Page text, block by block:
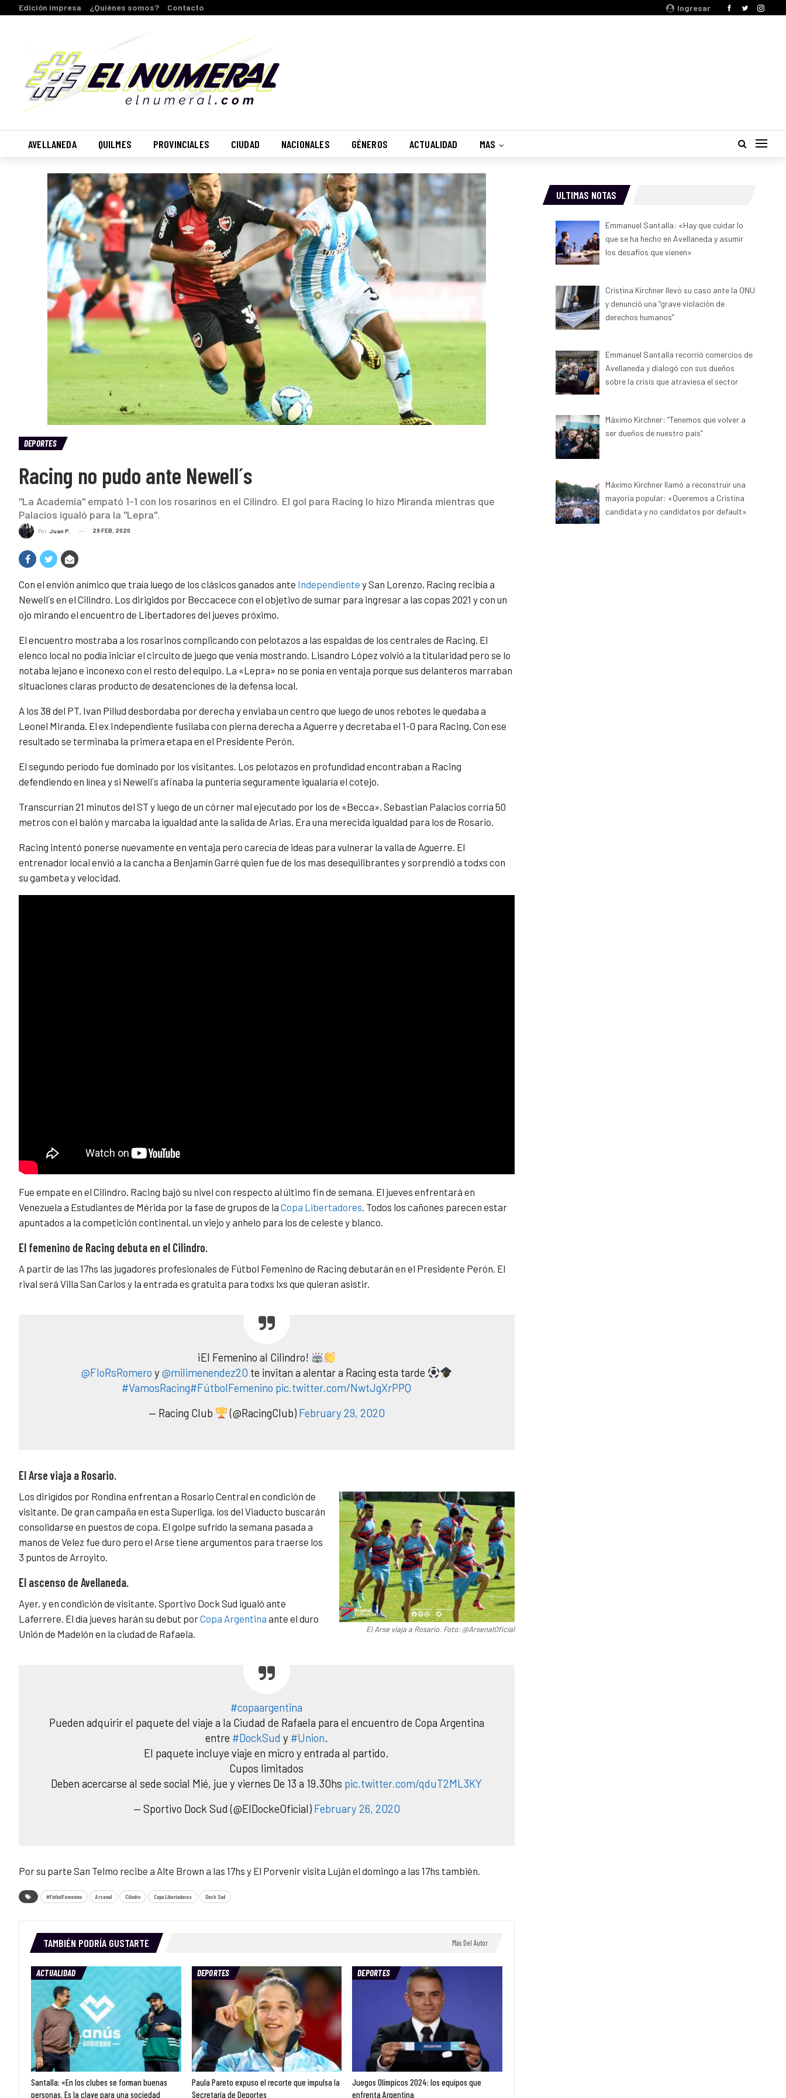
Ingresar
Edición impresa ¿Quiénes somos? Contacto
AVELLANEDA QUILMES PROVINCIALES CIUDAD NACIONALES GÉNEROS ACTUALIDAD MAS
DEPORTES
Racing no pudo ante Newell´s
"La Academia" empató 1-1 con los rosarinos en el Cilindro. El gol para Racing lo hizo Miranda mientras que
Palacios igualó para la "Lepra".
Por Juan P. 29 FEB, 2020
Con el envión anímico que traía luego de los clásicos ganados ante Independiente y San Lorenzo, Racing recibía a
Newell´s en el Cilindro. Los dirigidos por Beccacece con el objetivo de sumar para ingresar a las copas 2021 y con un
ojo mirando el encuentro de Libertadores del jueves próximo.
El encuentro mostraba a los rosarinos complicando con pelotazos a las espaldas de los centrales de Racing. El
elenco local no podía iniciar el circuito de juego que venía mostrando. Lisandro López volvió a la titularidad pero se lo
notaba lejano e inconexo con el resto del equipo. La «Lepra» no se ponía en ventaja porque sus delanteros marraban
situaciones claras producto de desatenciones de la defensa local.
A los 38 del PT, Ivan Pillud desbordaba por derecha y enviaba un centro que luego de unos rebotes le quedaba a
Leonel Miranda. El ex Independiente fusilaba con pierna derecha a Aguerre y decretaba el 1-0 para Racing. Con ese
resultado se terminaba la primera etapa en el Presidente Perón.
El segundo período fue dominado por los visitantes. Los pelotazos en profundidad encontraban a Racing
defendiendo en línea y si Newell´s afinaba la puntería seguramente igualaría el cotejo.
Transcurrían 21 minutos del ST y luego de un córner mal ejecutado por los de «Becca», Sebastian Palacios corría 50
metros con el balón y marcaba la igualdad ante la salida de Arias. Era una merecida igualdad para los de Rosario.
Racing intentó ponerse nuevamente en ventaja pero carecía de ideas para vulnerar la valla de Aguerre. El
entrenador local envió a la cancha a Benjamín Garré quien fue de los mas desequilibrantes y sorprendió a todxs con
su gambeta y velocidad.
Fue empate en el Cilindro. Racing bajó su nivel con respecto al último fin de semana. El jueves enfrentará en
Venezuela a Estudiantes de Mérida por la fase de grupos de la Copa Libertadores. Todos los cañones parecen estar
apuntados a la competición continental, un viejo y anhelo para los de celeste y blanco.
El femenino de Racing debuta en el Cilindro.
A partir de las 17hs las jugadores profesionales de Fútbol Femenino de Racing debutarán en el Presidente Perón. El
rival será Villa San Carlos y la entrada es gratuita para todxs lxs que quieran asistir.
¡El Femenino al Cilindro!
@FloRsRomero y @milimenendez20 te invitan a alentar a Racing esta tarde
#VamosRacing#FútbolFemenino pic.twitter.com/NwtJgXrPPQ
— Racing Club
(@RacingClub) February 29, 2020
El Arse viaja a Rosario.
El Arse viaja a Rosario. Foto: @ArsenalOficial
Los dirigídos por Rondina enfrentan a Rosario Central en condición de
visitante. De gran campaña en esta Superliga, los del Viaducto buscarán
consolidarse en puestos de copa. El golpe sufrído la semana pasada a
manos de Velez fue duro pero el Arse tiene argumentos para traerse los
3 puntos de Arroyito.
El ascenso de Avellaneda.
Ayer, y en condición de visitante, Sportivo Dock Sud igualó ante
Laferrere. El día jueves harán su debut porCopa Argentina ante el duro
Unión de Madelón en la ciudad de Rafaela.
#copaargentina
Pueden adquirir el paquete del viaje a la Ciudad de Rafaela para el encuentro de Copa Argentina
entre #DockSud y #Union.
El paquete incluye viaje en micro y entrada al partido.
Cupos limitados
Deben acercarse al sede social Mié, jue y viernes De 13 a 19.30hs pic.twitter.com/qduT2ML3KY
— Sportivo Dock Sud (@ElDockeOficial) February 26, 2020
Por su parte San Telmo recibe a Alte Brown a las 17hs y El Porvenir visita Luján el domingo a las 17hs también.
#FútbolFemenino Arsenal Cilindro Copa Libertadores Dock Sud
TAMBIÉN PODRÍA GUSTARTE Más Del Autor
ACTUALIDAD
Santalla: «En los clubes se forman buenas
personas. Es la clave para una sociedad
DEPORTES
Paula Pareto expuso el recorte que impulsa la
Secretaría de Deportes
DEPORTES
Juegos Olímpicos 2024: los equipos que
enfrenta Argentina
ULTIMAS NOTAS
Emmanuel Santalla: «Hay que cuidar lo
que se ha hecho en Avellaneda y asumir
los desafíos que vienen»
Cristina Kirchner llevó su caso ante la ONU
y denunció una “grave violación de
derechos humanos”
Emmanuel Santalla recorrió comercios de
Avellaneda y dialogó con sus dueños
sobre la crisis que atraviesa el sector
Máximo Kirchner: “Tenemos que volver a
ser dueños de nuestro país”
Máximo Kirchner llamó a reconstruir una
mayoría popular: «Queremos a Cristina
candidata y no candidatos por default»